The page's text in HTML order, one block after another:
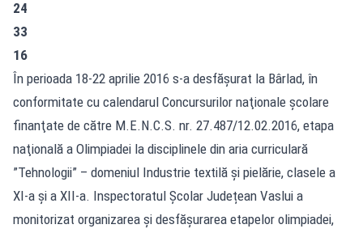
24
33
16
În perioada 18-22 aprilie 2016 s-a desfăşurat la Bârlad, în
conformitate cu calendarul Concursurilor naţionale şcolare
finanţate de către M.E.N.C.S. nr. 27.487/12.02.2016, etapa
naţională a Olimpiadei la disciplinele din aria curriculară
”Tehnologii” – domeniul Industrie textilă și pielărie, clasele a
XI-a și a XII-a. Inspectoratul Școlar Județean Vaslui a
monitorizat organizarea și desfășurarea etapelor olimpiadei,